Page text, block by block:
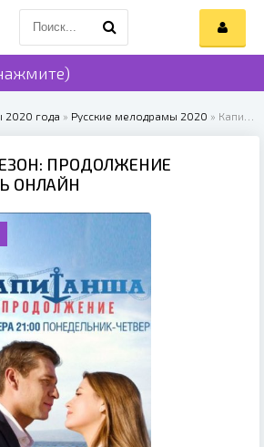
года » Русские мелодрамы 2020 » Капитанша 2 сезон: Продолжение (2019)
ПРОДОЛЖЕНИЕ
ОНЛАЙН